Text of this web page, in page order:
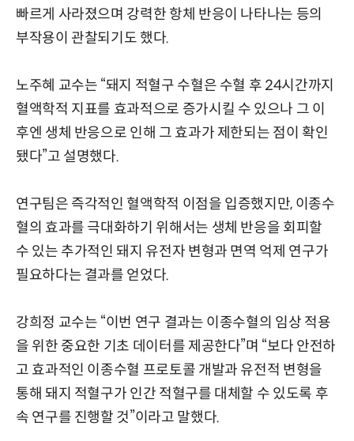
빠르게 사라졌으며 강력한 항체 반응이 나타나는 등의
부작용이 관찰되기도 했다.
노주혜 교수는 “돼지 적혈구 수혈은 수혈 후 24시간까지
혈액학적 지표를 효과적으로 증가시킬 수 있으나 그 이
후엔 생체 반응으로 인해 그 효과가 제한되는 점이 확인
됐다”고 설명했다.
연구팀은 즉각적인 혈액학적 이점을 입증했지만, 이종수
혈의 효과를 극대화하기 위해서는 생체 반응을 회피할
수 있는 추가적인 돼지 유전자 변형과 면역 억제 연구가
필요하다는 결과를 얻었다.
강희정 교수는 “이번 연구 결과는 이종수혈의 임상 적용
을 위한 중요한 기초 데이터를 제공한다”며 “보다 안전하
고 효과적인 이종수혈 프로토콜 개발과 유전적 변형을
통해 돼지 적혈구가 인간 적혈구를 대체할 수 있도록 후
속 연구를 진행할 것”이라고 말했다.